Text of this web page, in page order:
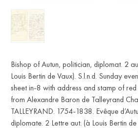
Bishop of Autun, politician, diplomat. 2
Louis Bertin de Vaux). S.l.n.d. Sunday
sheet in-8 with address and stamp of
from Alexandre Baron de Talleyrand
TALLEYRAND. 1754-1838. Evêque
diplomate. 2 Lettre aut. (à Louis Bertin de